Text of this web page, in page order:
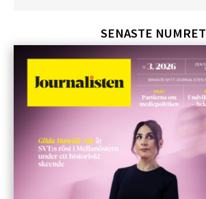
SENASTE NUMRET